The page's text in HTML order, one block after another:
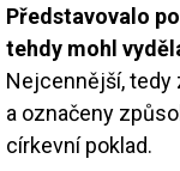
Představovalo
tehdy mohl
Nejcennější, tedy
a označeny
církevní poklad.